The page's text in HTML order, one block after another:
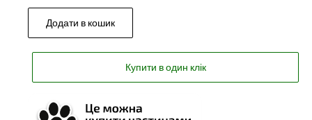
Додати в кошик
Купити в один клік